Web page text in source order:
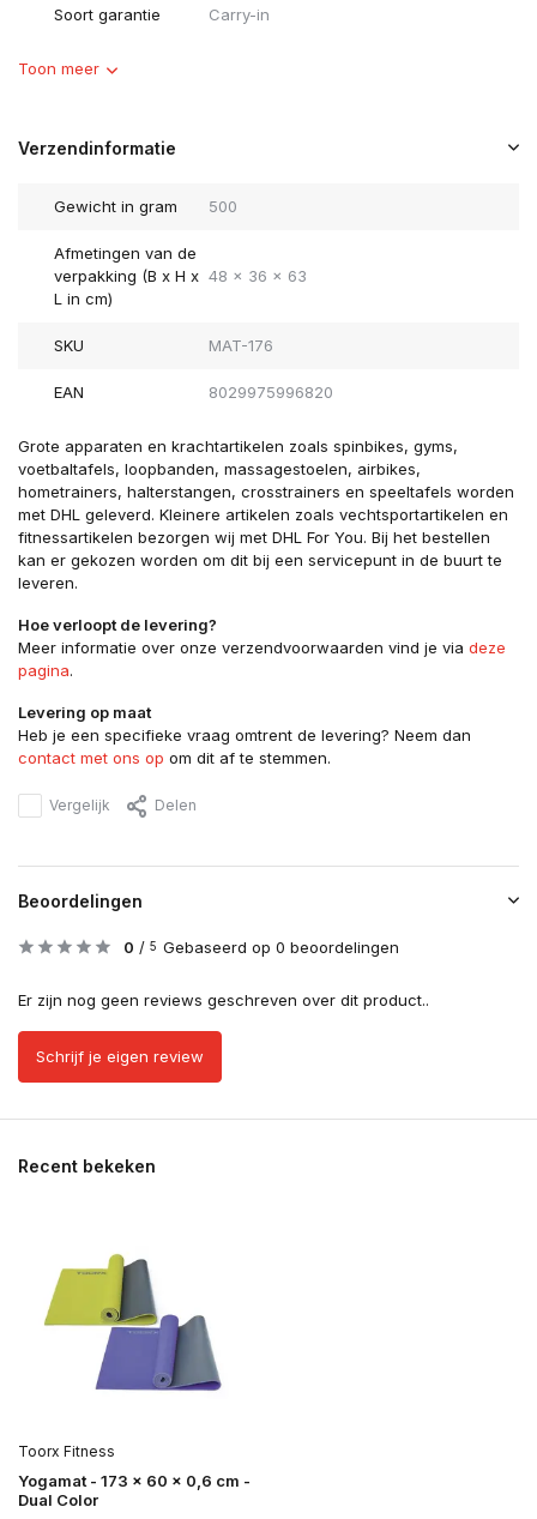
Soort garantie Carry-in
Toon meer
Verzendinformatie
Gewicht in gram 500
Afmetingen van de
verpakking (B x H x
L in cm)
48 x 36 x 63
SKU MAT-176
EAN 8029975996820
Grote apparaten en krachtartikelen zoals spinbikes, gyms,
voetbaltafels, loopbanden, massagestoelen, airbikes,
hometrainers, halterstangen, crosstrainers en speeltafels worden
met DHL geleverd. Kleinere artikelen zoals vechtsportartikelen en
fitnessartikelen bezorgen wij met DHL For You. Bij het bestellen
kan er gekozen worden om dit bij een servicepunt in de buurt te
leveren.
Hoe verloopt de levering?
Meer informatie over onze verzendvoorwaarden vind je via deze
pagina.
Levering op maat
Heb je een specifieke vraag omtrent de levering? Neem dan
contact met ons op om dit af te stemmen.
Vergelijk Delen
Beoordelingen
0 / 5 Gebaseerd op 0 beoordelingen
Er zijn nog geen reviews geschreven over dit product..
Schrijf je eigen review
Recent bekeken
Toorx Fitness
Yogamat - 173 x 60 x 0,6 cm -
Dual Color